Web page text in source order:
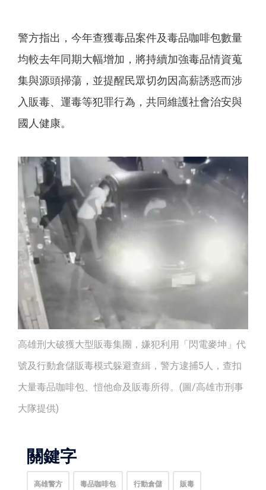
警方指出，今年查獲毒品案件及毒品咖啡包數量
均較去年同期大幅增加，將持續加強毒品情資蒐
集與源頭掃蕩，並提醒民眾切勿因高薪誘惑而涉
入販毒、運毒等犯罪行為，共同維護社會治安與
國人健康。
高雄刑大破獲大型販毒集團，嫌犯利用「閃電麥坤」代
號及行動倉儲販毒模式躲避查緝，警方逮捕5人，查扣
大量毒品咖啡包、愷他命及販毒所得。(圖/高雄市刑事
大隊提供)
關鍵字
高雄警方 毒品咖啡包 行動倉儲 販毒